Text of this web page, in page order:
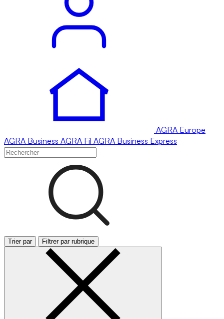
AGRA Europe
AGRA Business AGRA Fil AGRA Business Express
Trier par Filtrer par rubrique